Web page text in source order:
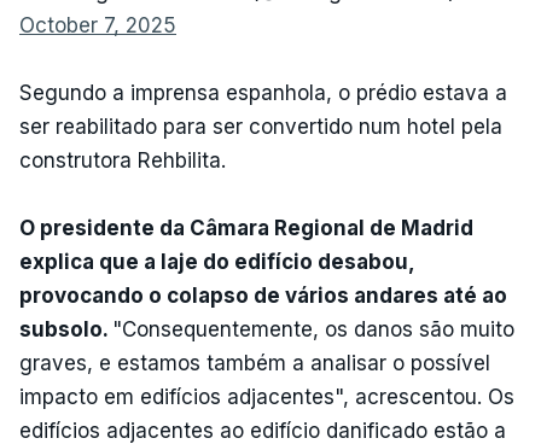
October 7, 2025
Segundo a imprensa espanhola, o prédio estava a
ser reabilitado para ser convertido num hotel pela
construtora Rehbilita.
O presidente da Câmara Regional de Madrid
explica que a laje do edifício desabou,
provocando o colapso de vários andares até ao
subsolo. "Consequentemente, os danos são muito
graves, e estamos também a analisar o possível
impacto em edifícios adjacentes", acrescentou. Os
edifícios adjacentes ao edifício danificado estão a